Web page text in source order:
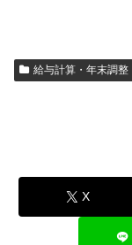
給与計算・年末調整
X